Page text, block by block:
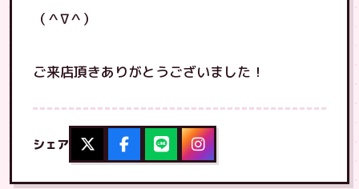
（＾∇＾）
ご来店頂きありがとうございました！
シェア